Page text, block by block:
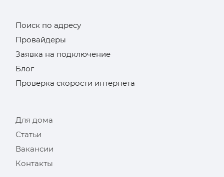
Поиск по адресу
Провайдеры
Заявка на подключение
Блог
Проверка скорости интернета
Для дома
Статьи
Вакансии
Контакты